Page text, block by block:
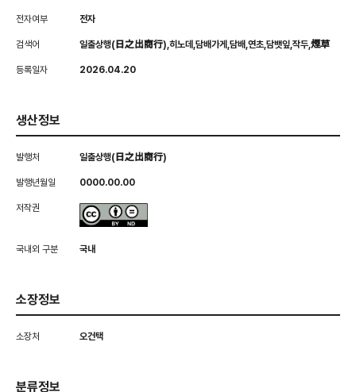
전자여부 전자
검색어 일출상행(日之出商行),히노데,담배가게,담배,연초,담뱃잎,작두,煙草
등록일자 2026.04.20
생산정보
발행처 일출상행(日之出商行)
발행년월일 0000.00.00
저작권
국내외 구분 국내
소장정보
소장처 오건택
분류정보